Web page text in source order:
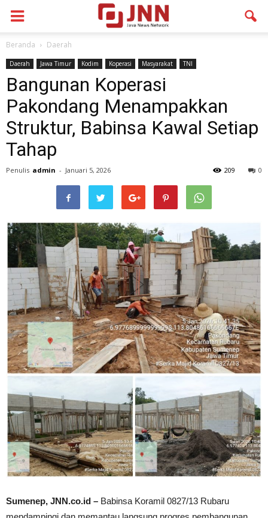
Beranda Daerah
Daerah Jawa Timur Kodim Koperasi Masyarakat TNI
Bangunan Koperasi
Pakondang Menampakkan
Struktur, Babinsa Kawal Setiap
Tahap
Penulis admin - Januari 5, 2026 0
209
Sumenep, JNN.co.id – Babinsa Koramil 0827/13 Rubaru